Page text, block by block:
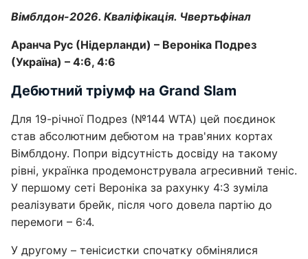
Вімблдон-2026. Кваліфікація. Чвертьфінал
Аранча Рус (Нідерланди) – Вероніка Подрез
(Україна) – 4:6, 4:6
Дебютний тріумф на Grand Slam
Для 19-річної Подрез (№144 WTA) цей поєдинок
став абсолютним дебютом на трав'яних кортах
Вімблдону. Попри відсутність досвіду на такому
рівні, українка продемонструвала агресивний теніс.
У першому сеті Вероніка за рахунку 4:3 зуміла
реалізувати брейк, після чого довела партію до
перемоги – 6:4.
У другому – тенісистки спочатку обмінялися